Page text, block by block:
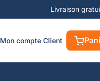
Livraison
Mon compte Client